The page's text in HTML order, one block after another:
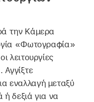
την Κάμερα
«Φωτογραφία»
λειτουργίες
εναλλαγή μεταξύ
δεξιά για να